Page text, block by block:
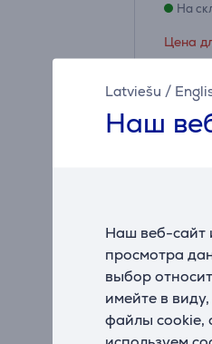
Latviešu /
Наш
Наш веб-сайт
просмотра
выбор
имейте в
файлы cookie,
На
Цена
89